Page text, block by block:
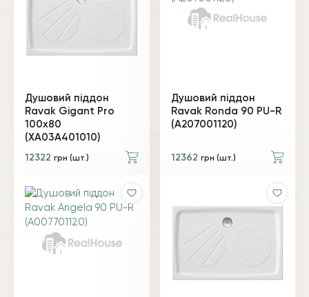
Душовий піддон
Ravak Gigant Pro
100х80
(XA03A401010)
12322 грн (шт.)
Душовий піддон
Ravak Ronda 90 PU-R
(A207001120)
12362 грн (шт.)